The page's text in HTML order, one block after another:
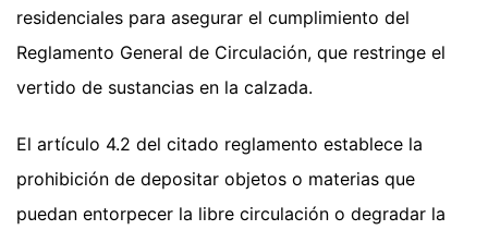
residenciales para asegurar el cumplimiento del
Reglamento General de Circulación, que restringe el
vertido de sustancias en la calzada.
El artículo 4.2 del citado reglamento establece la
prohibición de depositar objetos o materias que
puedan entorpecer la libre circulación o degradar la